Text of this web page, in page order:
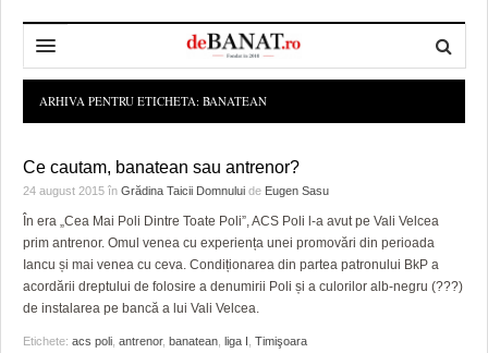
REDACȚIA DEBANAT
POLITICA DE COOKIES
POLITICA DE CONFIDENȚIALITATE
PRIMĂRIA TIMIŞOARA
CONSILIUL JUDEŢEAN TIMIŞ
PREFECTURA TIMIŞ
POLITICĂ
POLITICA
SPORT
POLI TIMISOARA
FOTBAL JUDETEAN
OPINII
DOSARELE DEBANAT
TIMP LIBER ȘI CULTURĂ
ARHIVA PENTRU ETICHETA: BANATEAN
Ce cautam, banatean sau antrenor?
24 august 2015 în Grădina Taicii Domnului de Eugen Sasu
În era „Cea Mai Poli Dintre Toate Poli”, ACS Poli l-a avut pe Vali Velcea
prim antrenor. Omul venea cu experiența unei promovări din perioada
Iancu și mai venea cu ceva. Condiționarea din partea patronului BkP a
acordării dreptului de folosire a denumirii Poli și a culorilor alb-negru (???)
de instalarea pe bancă a lui Vali Velcea.
Etichete: acs poli antrenor, banatean liga I Timişoara